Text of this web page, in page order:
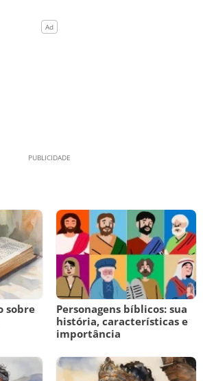
sobre
Personagens bíblicos: sua
história, características e
importância